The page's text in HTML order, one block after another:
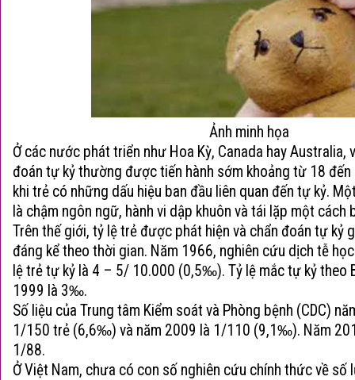
Ảnh minh họa
Ở các nước phát triển như Hoa Kỳ, Canada hay Australia,
đoán tự kỷ thường được tiến hành sớm khoảng từ 18
khi trẻ có những dấu hiệu ban đầu liên quan đến tự kỷ.
là chậm ngôn ngữ, hành vi dập khuôn và tái lặp một cách
Trên thế giới, tỷ lệ trẻ được phát hiện và chẩn đoán tự kỷ
đáng kể theo thời gian. Năm 1966, nghiên cứu dịch tễ
lệ trẻ tự kỷ là 4 – 5/ 10.000 (0,5‰). Tỷ lệ mắc tự kỷ theo
1999 là 3‰.
Số liệu của Trung tâm Kiểm soát và Phòng bệnh (CDC)
1/150 trẻ (6,6‰) và năm 2009 là 1/110 (9,1‰). Năm
1/88.
Ở Việt Nam, chưa có con số nghiên cứu chính thức về